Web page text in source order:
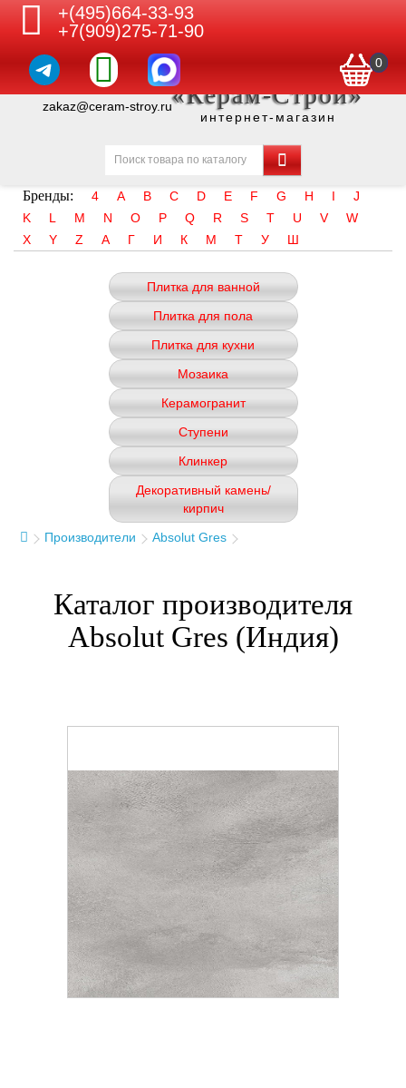
+(495)664-33-93
+7(909)275-71-90
0
zakaz@ceram-stroy.ru«Керам-Строй»
интернет-магазин
Бренды: 4 A B C D E F G H I
J
K
L M N O P Q R S T U V
W
X
Y Z А Г И К М Т У Ш
Плитка для ванной
Плитка для пола
Плитка для кухни
Мозаика
Керамогранит
Ступени
Клинкер
Декоративный камень/
кирпич
Производители
Absolut Gres
Каталог производителя
Absolut Gres (Индия)